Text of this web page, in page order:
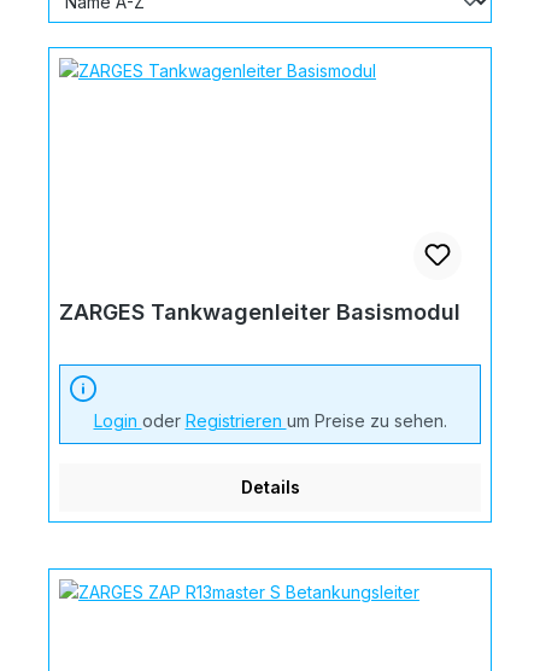
ZARGES Tankwagenleiter Basismodul
Login oder Registrieren um Preise zu sehen.
Details